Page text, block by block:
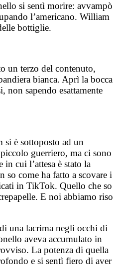
si sentì morire: avvampò
l’americano. William
bottiglie.
un terzo del contenuto,
bianca. Aprì la bocca
non sapendo esattamente
è sottoposto ad un
guerriero, ma ci sono
cui l’attesa è stato la
so come ha fatto a scovare i
in TikTok. Quello che so
E noi abbiamo riso
una lacrima negli occhi di
aveva accumulato in
La potenza di quella
e si sentì fiero di aver